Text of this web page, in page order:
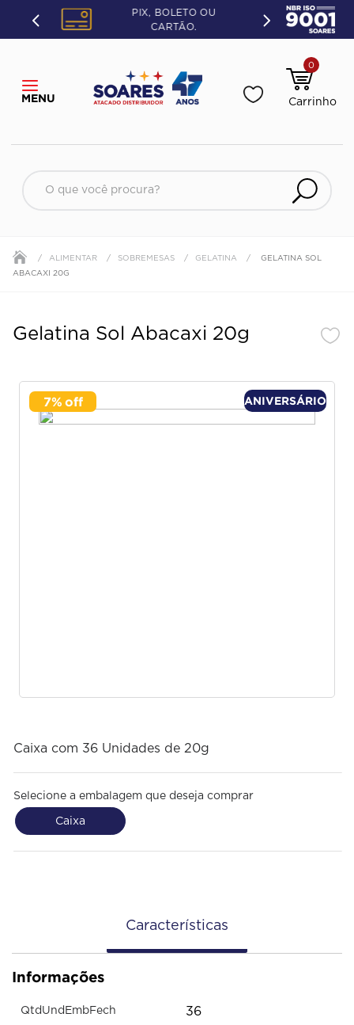
PIX, BOLETO OU
CARTÃO.
0
O que você procura?
ALIMENTAR SOBREMESAS GELATINA
GELATINA SOL
ABACAXI 20G
Gelatina Sol Abacaxi 20g
ANIVERSÁRIO
7%
Caixa com 36 Unidades de 20g
Selecione a embalagem que deseja comprar
Caixa
Características
Informações
QtdUndEmbFech 36